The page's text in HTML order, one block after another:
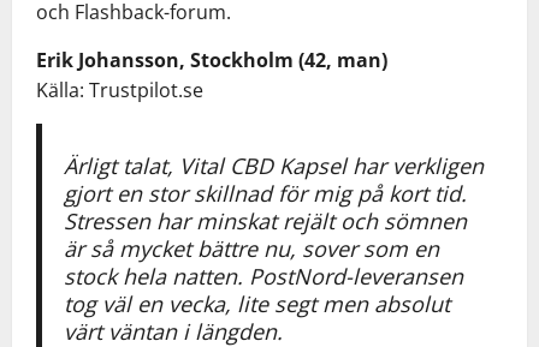
och Flashback-forum.
Erik Johansson, Stockholm (42, man)
Källa: Trustpilot.se
Ärligt talat, Vital CBD Kapsel har verkligen
gjort en stor skillnad för mig på kort tid.
Stressen har minskat rejält och sömnen
är så mycket bättre nu, sover som en
stock hela natten. PostNord-leveransen
tog väl en vecka, lite segt men absolut
värt väntan i längden.